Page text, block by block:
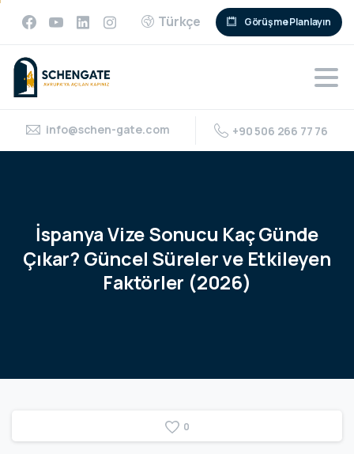
Türkçe Görüşme Planlayın
info@schen-gate.com +90 506 266 77 76
İspanyaVizeSonucu KaçGünde
Çıkar? Güncel Sürelerve Etkileyen
Faktörler (2026)
0